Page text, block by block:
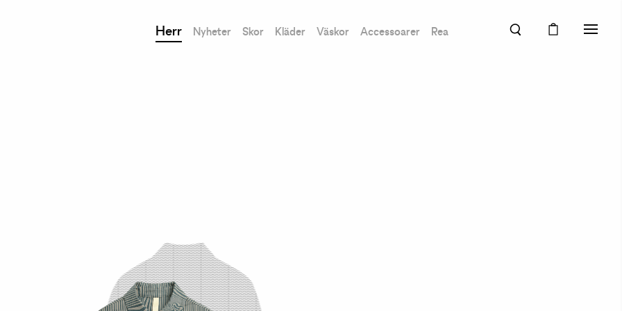
Herr Nyheter Skor Kläder Väskor Accessoarer Rea